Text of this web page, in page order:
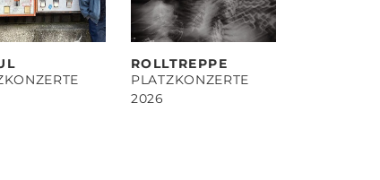
ROLLTREPPE
PLATZKONZERTE
2026